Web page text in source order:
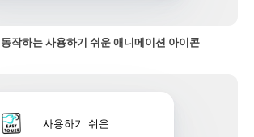
작하는 사용하기 쉬운 애니메이션 아이콘
사용하기 쉬운